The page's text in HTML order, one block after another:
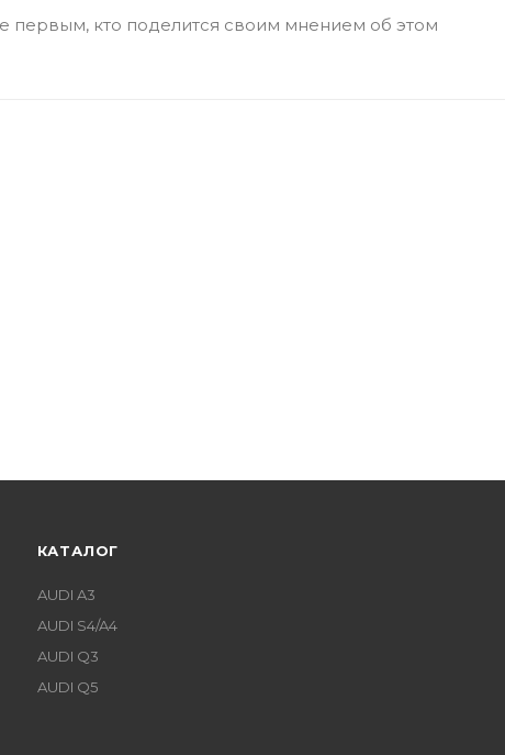
первым, кто поделится своим мнением об этом
КАТАЛОГ
AUDI A3
AUDI S4/A4
AUDI Q3
AUDI Q5